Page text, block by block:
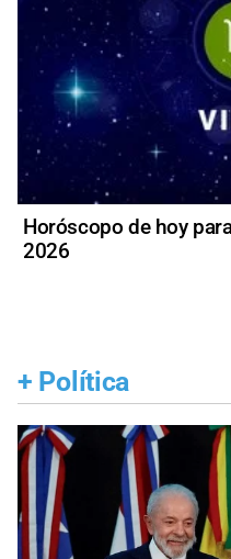
Horóscopo de hoy
2026
+ Política